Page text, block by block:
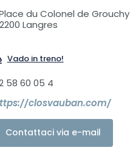
du Colonel de Grouchy
Langres
Vado in treno!
58 60 05 4
closvauban.com/
Contattaci via e-mail